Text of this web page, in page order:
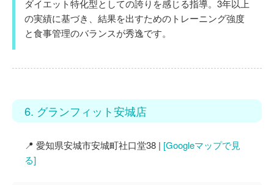
ダイエット特化型としての誇りを感じる指導。3年以上
の実績に基づき、結果を出すためのトレーニング強度
と食事管理のバランスが秀逸です。
6. グランフィット安城店
📍 愛知県安城市安城町社口堂38 | [Googleマップで見
る]